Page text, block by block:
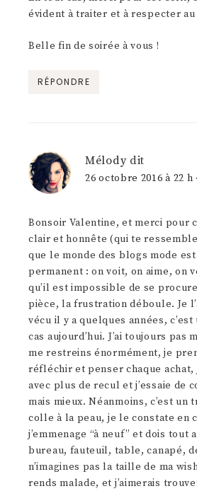
évident à traiter et à respecter
Belle fin de soirée à vous !
RÉPONDRE
Mélody dit
26 octobre 2016 à 22 h
Bonsoir Valentine, et merci pour
clair et honnête (qui te
que le monde des blogs mode
permanent : on voit, on aime, on
qu’il est impossible de se
pièce, la frustration déboule. Je
vécu il y a quelques années,
cas aujourd’hui. J’ai toujours pas
me restreins énormément, je
réfléchir et penser chaque achat,
avec plus de recul et j’essaie de
mais mieux. Néanmoins, c’est un
colle à la peau, je le constate en
j’emmenage “à neuf” et dois tout
bureau, fauteuil, table, canapé,
n’imagines pas la taille de ma
rends malade, et j’aimerais